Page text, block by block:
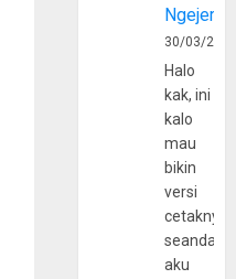
30/03/
Halo
kak, ini
kalo
mau
bikin
versi
cetaknya
aku